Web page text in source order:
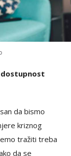
dostupnost
da bismo
kriznog
tražiti treba
da se